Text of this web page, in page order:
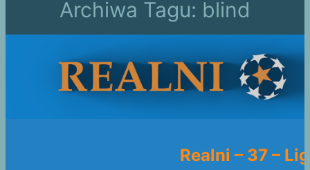
Archiwa Tagu: blind
Realni – 37 –